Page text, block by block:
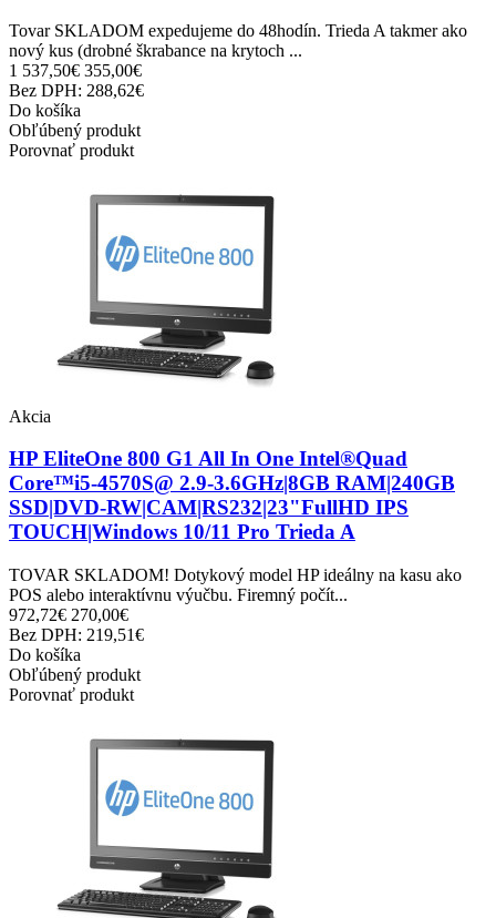
Tovar SKLADOM expedujeme do 48hodín. Trieda A takmer ako
nový kus (drobné škrabance na krytoch ...
1 537,50€ 355,00€
Bez DPH: 288,62€
Do košíka
Obľúbený produkt
Porovnať produkt
Akcia
HP EliteOne 800 G1 All In One Intel®Quad
Core™i5-4570S@ 2.9-3.6GHz|8GB RAM|240GB
SSD|DVD-RW|CAM|RS232|23"FullHD IPS
TOUCH|Windows 10/11 Pro Trieda A
TOVAR SKLADOM! Dotykový model HP ideálny na kasu ako
POS alebo interaktívnu výučbu. Firemný počít...
972,72€ 270,00€
Bez DPH: 219,51€
Do košíka
Obľúbený produkt
Porovnať produkt